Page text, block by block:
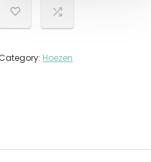
Hoezen